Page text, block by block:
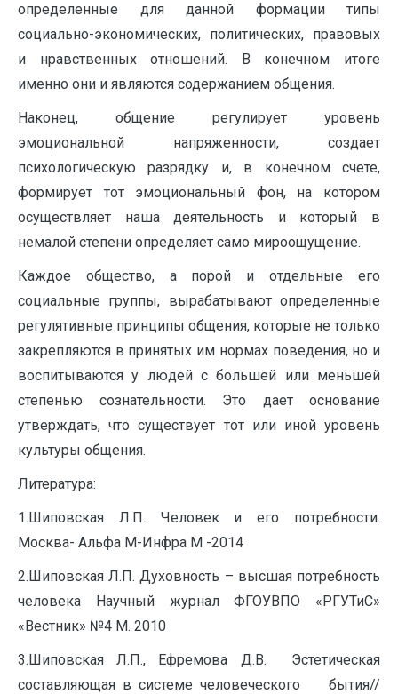
определенные для данной формации типы
социально-экономических, политических, правовых
и нравственных отношений. В конечном итоге
именно они и являются содержанием общения.
Наконец, общение регулирует уровень
эмоциональной напряженности, создает
психологическую разрядку и, в конечном счете,
формирует тот эмоциональный фон, на котором
осуществляет наша деятельность и который в
немалой степени определяет само мироощущение.
Каждое общество, а порой и отдельные его
социальные группы, вырабатывают определенные
регулятивные принципы общения, которые не только
закрепляются в принятых им нормах поведения, но и
воспитываются у людей с большей или меньшей
степенью сознательности. Это дает основание
утверждать, что существует тот или иной уровень
культуры общения.
Литература:
1.Шиповская Л.П. Человек и его потребности.
Москва- Альфа М-Инфра М -2014
2.Шиповская Л.П. Духовность – высшая потребность
человека Научный журнал ФГОУВПО «РГУТиС»
«Вестник» №4 М. 2010
3.Шиповская Л.П., Ефремова Д.В. Эстетическая
составляющая в системе человеческого бытия//